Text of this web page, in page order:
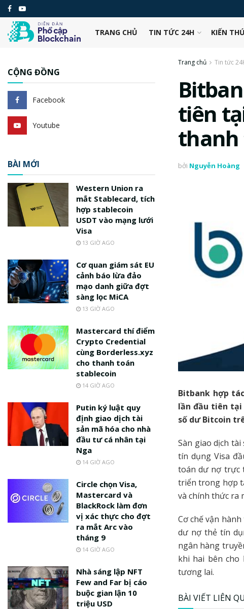
TRANG CHỦ TIN TỨC 24H KIẾN
Trang chủ Tin tức
tiên
thanh
bởi Nguyễn Hoàng
Bitbank hợp
lần đầu tiên
số dư Bitcoin
Sàn giao dịch
tín dụng Visa
toán dư nợ trực
triển trong hợp
và chính thức ra
Cơ chế vận
dư nợ thẻ tín
ngân hàng
khi hai bên cho
tương lai.
BÀI VIẾT LIÊN
CỘNG ĐỒNG
Facebook
Youtube
BÀI MỚI
Western Union ra
mắt Stablecard, tích
hợp stablecoin
USDT vào mạng lưới
Visa
13 GIỜ AGO
Cơ quan giám sát EU
cảnh báo lừa đảo
mạo danh giữa đợt
sàng lọc MiCA
13 GIỜ AGO
Mastercard thí điểm
Crypto Credential
cùng Borderless.xyz
cho thanh toán
stablecoin
14 GIỜ AGO
Putin ký luật quy
định giao dịch tài
sản mã hóa cho nhà
đầu tư cá nhân tại
Nga
14 GIỜ AGO
Circle chọn Visa,
Mastercard và
BlackRock làm đơn
vị xác thực cho đợt
ra mắt Arc vào
tháng 9
14 GIỜ AGO
Nhà sáng lập NFT
Few and Far bị cáo
buộc gian lận 10
triệu USD